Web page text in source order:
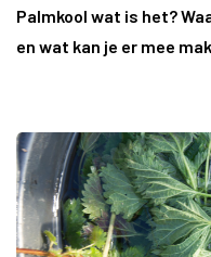
Palmkool wat is het?
en wat kan je er mee